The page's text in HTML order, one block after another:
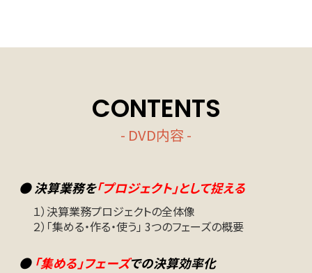
CONTENTS
- DVD内容 -
● 決算業務を「プロジェクト」として捉える
１）決算業務プロジェクトの全体像
２）「集める・作る・使う」 3つのフェーズの概要
● 「集める」フェーズでの決算効率化